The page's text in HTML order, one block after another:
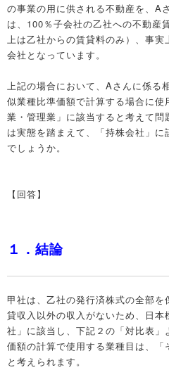
の事業の用に供される不動産を、A
は、100％子会社の乙社への不動産
上は乙社からの賃貸料のみ）、事
会社となっています。
上記の場合において、Aさんに係る
似業種比準価額で計算する場合に
業・管理業」に該当すると考えて
は実態を踏まえて、「持株会社」に
でしょうか。
【回答】
１．結論
甲社は、乙社の発行済株式の全部
貸収入以外の収入がないため、日
社」に該当し、下記２の「対比表
価額の計算で使用する業種目は、
と考えられます。